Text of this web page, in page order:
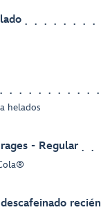
helados
- Regular
recién